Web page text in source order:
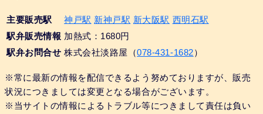
主要販売駅 神戸駅 新神戸駅 新大阪駅 西明石駅
駅弁販売情報 加熱式：1680円
駅弁お問合せ 株式会社淡路屋（078-431-1682）
※常に最新の情報を配信できるよう努めておりますが、販売
状況につきましては変更となる場合がございます。
※当サイトの情報によるトラブル等につきまして責任は負い